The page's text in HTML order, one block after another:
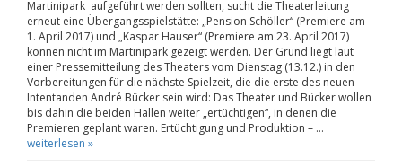
Martinipark aufgeführt werden sollten, sucht die Theaterleitung
erneut eine Übergangsspielstätte: „Pension Schöller“ (Premiere am
1. April 2017) und „Kaspar Hauser“ (Premiere am 23. April 2017)
können nicht im Martinipark gezeigt werden. Der Grund liegt laut
einer Pressemitteilung des Theaters vom Dienstag (13.12.) in den
Vorbereitungen für die nächste Spielzeit, die die erste des neuen
Intentanden André Bücker sein wird: Das Theater und Bücker wollen
bis dahin die beiden Hallen weiter „ertüchtigen“, in denen die
Premieren geplant waren. Ertüchtigung und Produktion – …
weiterlesen »